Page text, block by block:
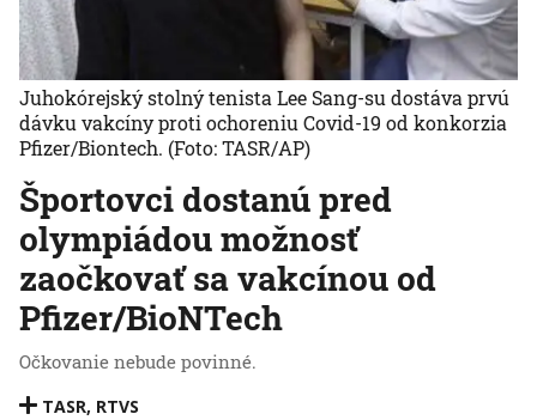
Športovci dostanú pred
olympiádou možnosť
zaočkovať sa vakcínou od
Pfizer/BioNTech
Očkovanie nebude povinné.
TASR, RTVS
Juhokórejský stolný tenista Lee Sang-su dostáva prvú
dávku vakcíny proti ochoreniu Covid-19 od konkorzia
Pfizer/Biontech. (Foto: TASR/AP)